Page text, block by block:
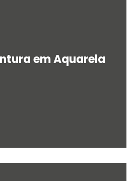
em Aquarela